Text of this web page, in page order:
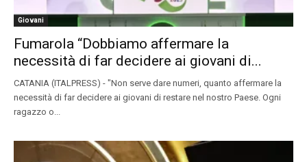
Giovani
Fumarola “Dobbiamo affermare la
necessità di far decidere ai giovani di...
CATANIA (ITALPRESS) - "Non serve dare numeri, quanto affermare la
necessità di far decidere ai giovani di restare nel nostro Paese. Ogni
ragazzo o...